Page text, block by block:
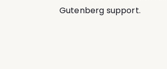
Gutenberg support.